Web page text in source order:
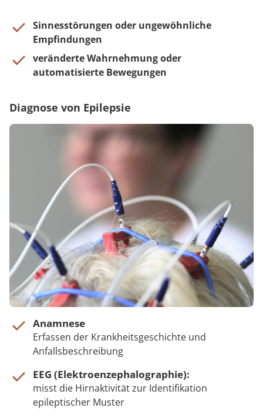
Sinnesstörungen oder ungewöhnliche
Empfindungen
veränderte Wahrnehmung oder
automatisierte Bewegungen
Diagnose von Epilepsie
Anamnese
Erfassen der Krankheitsgeschichte und
Anfallsbeschreibung
EEG (Elektroenzephalographie):
misst die Hirnaktivität zur Identifikation
epileptischer Muster